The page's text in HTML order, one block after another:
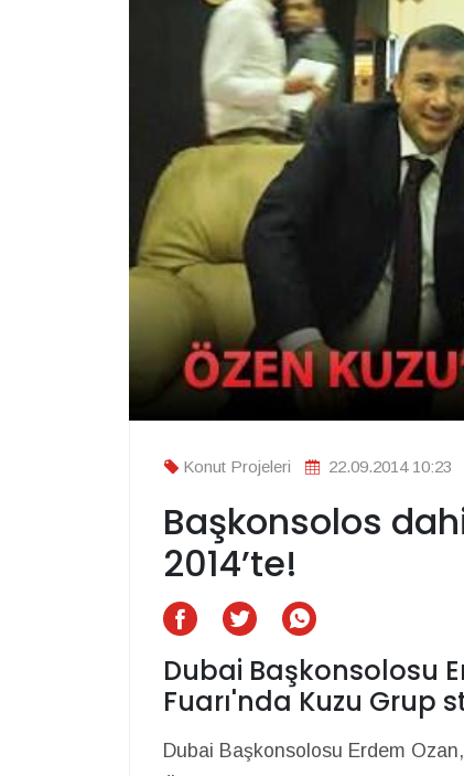
Konut Projeleri 22.09.2014 10:23
Başkonsolos
2014’te!
Dubai Başkonsolosu
Fuarı'nda Kuzu Grup
Dubai Başkonsolosu Erdem